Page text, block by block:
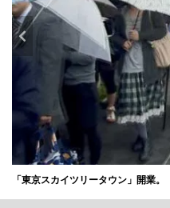
「東京スカイツリータウン」開業。